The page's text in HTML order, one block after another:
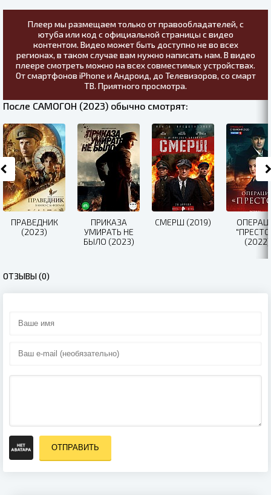
Плеер мы размещаем только от правообладателей, с
ютуба или код с официальной страницы с видео
контентом. Видео может быть доступно не во всех
регионах, в таком случае вам нужно написать нам. В видео
плеере смотреть можно на всех совместимых устройствах.
От смартфонов iPhone и Андроид, до Телевизоров, со смарт
ТВ. Приятного просмотра.
После САМОГОН (2023) обычно смотрят:
ПРАВЕДНИК
(2023)
ПРИКАЗА
УМИРАТЬ НЕ
БЫЛО (2023)
СМЕРШ (2019)
(2022)
ОТЗЫВЫ (0)
ОТПРАВИТЬ